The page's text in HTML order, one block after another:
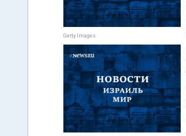
Getty Images